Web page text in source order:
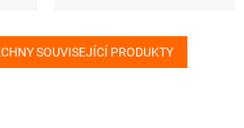
SOUVISEJÍCÍ PRODUKTY